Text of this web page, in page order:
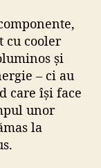
cu cooler
și
– ci au
care își face
unor
la